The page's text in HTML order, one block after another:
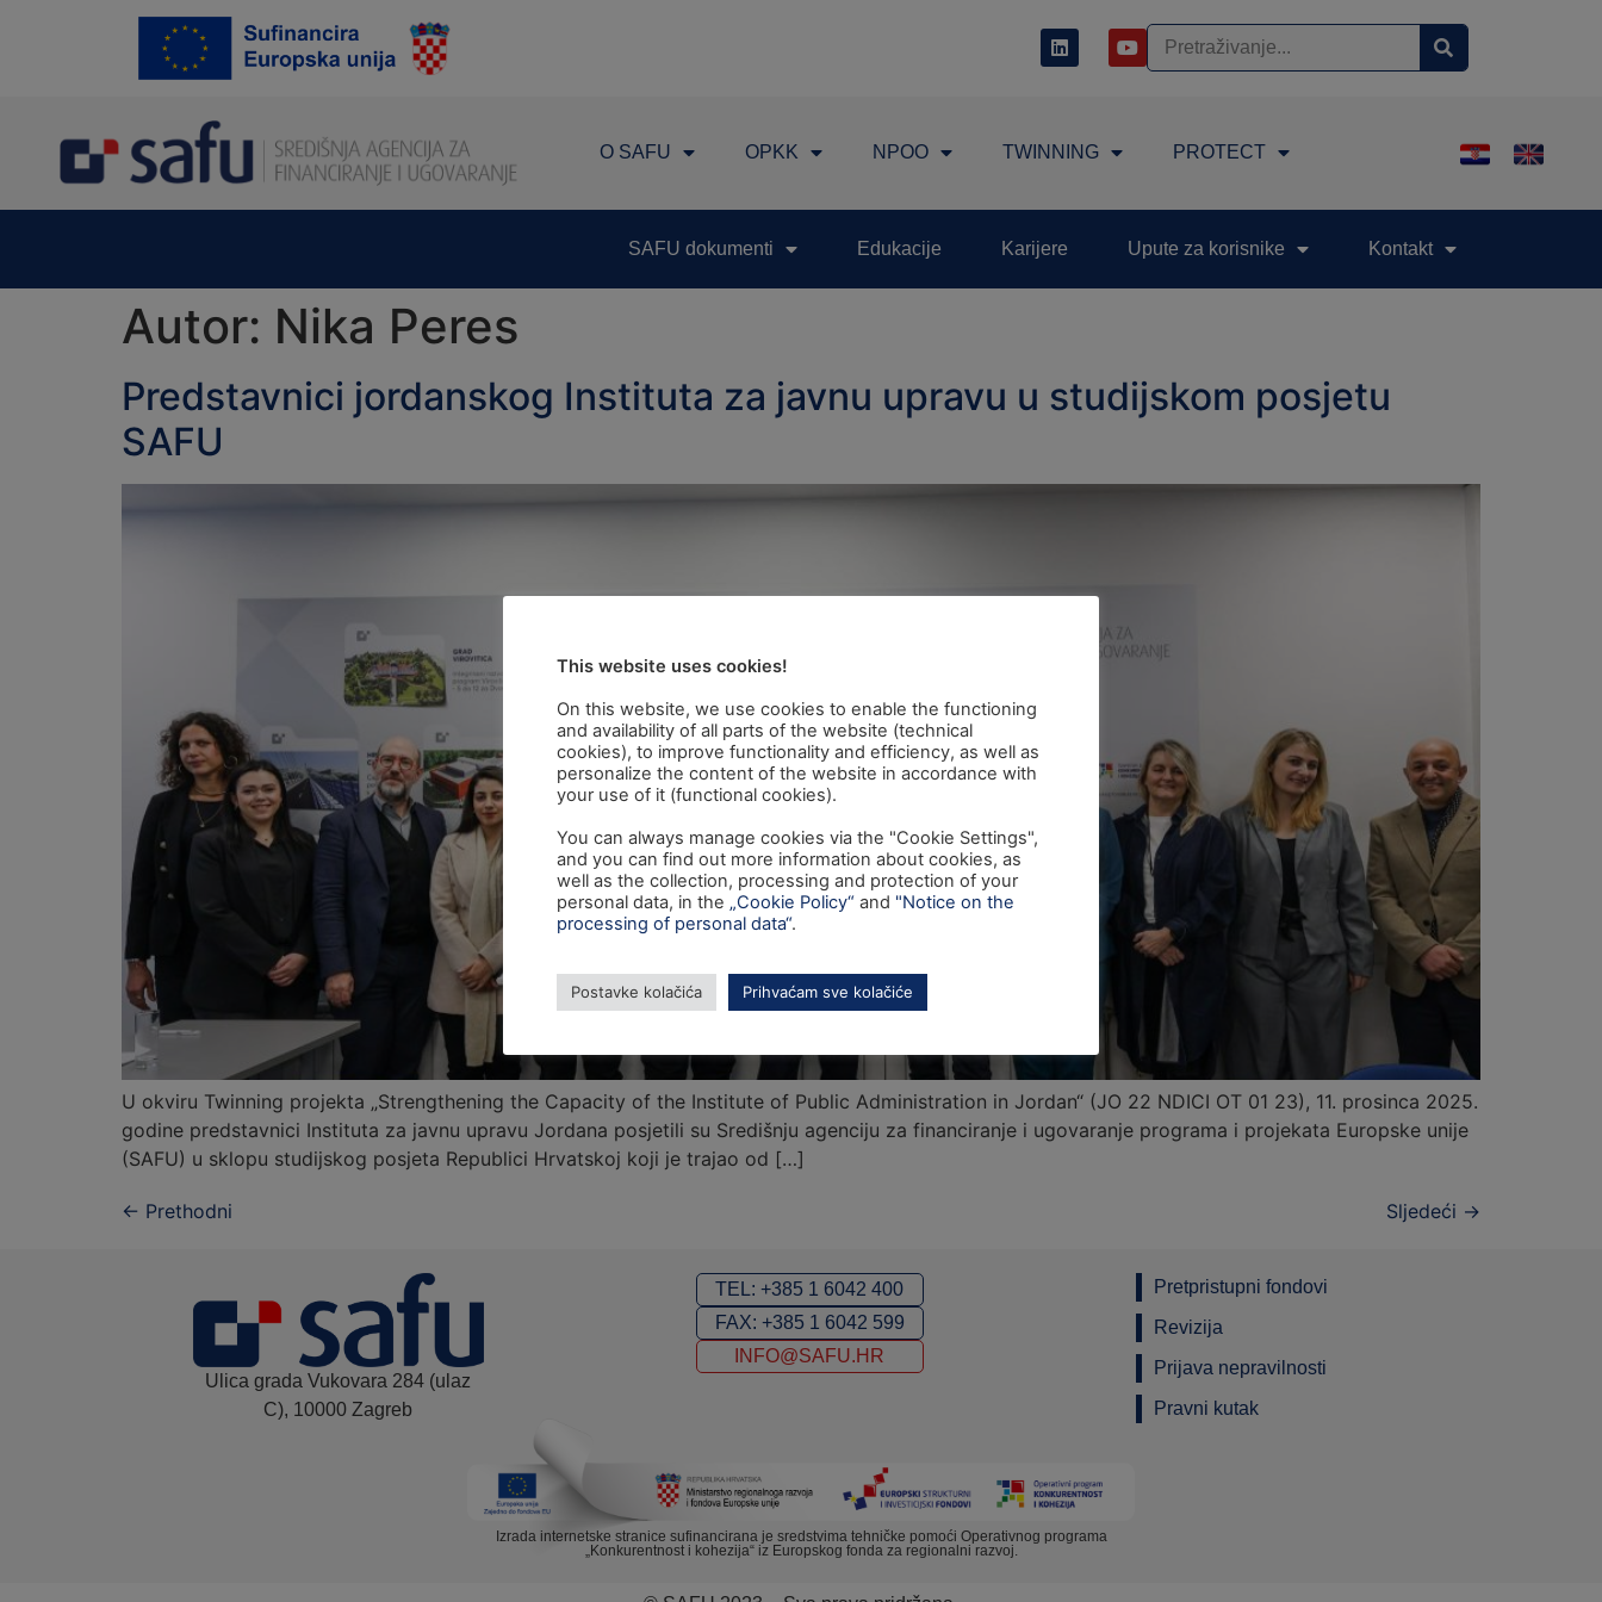
O SAFU OPKK NPOO TWINNING PROTECT
SAFU dokumenti Edukacije Karijere Upute za korisnike Kontakt
Autor: Nika Peres
Predstavnici jordanskog Instituta za javnu upravu u studijskom posjetu
SAFU
U okviru Twinning projekta „Strengthening the Capacity of the Institute of Public Administration in Jordan“ (JO 22 NDICI OT 01 23), 11. prosinca 2025.
godine predstavnici Instituta za javnu upravu Jordana posjetili su Središnju agenciju za financiranje i ugovaranje programa i projekata Europske unije
(SAFU) u sklopu studijskog posjeta Republici Hrvatskoj koji je trajao od […]
← Prethodni Sljedeći →
Ulica grada Vukovara 284 (ulaz
C), 10000 Zagreb
TEL: +385 1 6042 400
FAX: +385 1 6042 599
INFO@SAFU.HR
Pretpristupni fondovi
Revizija
Prijava nepravilnosti
Pravni kutak
Izrada internetske stranice sufinancirana je sredstvima tehničke pomoći Operativnog programa
„Konkurentnost i kohezija“ iz Europskog fonda za regionalni razvoj.
This website uses cookies!
On this website, we use cookies to enable the functioning
and availability of all parts of the website (technical
cookies), to improve functionality and efficiency, as well as
personalize the content of the website in accordance with
your use of it (functional cookies).
You can always manage cookies via the "Cookie Settings",
and you can find out more information about cookies, as
well as the collection, processing and protection of your
personal data, in the „Cookie Policy“ and "Notice on the
processing of personal data“.
Postavke kolačića Prihvaćam sve kolačiće